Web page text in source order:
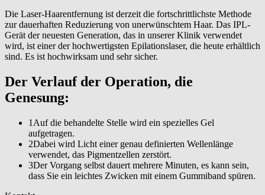
Die Laser-Haarentfernung ist derzeit die fortschrittlichste Methode
zur dauerhaften Reduzierung von unerwünschtem Haar. Das IPL-
Gerät der neuesten Generation, das in unserer Klinik verwendet
wird, ist einer der hochwertigsten Epilationslaser, die heute erhältlich
sind. Es ist hochwirksam und sehr sicher.
Der Verlauf der Operation, die
Genesung:
1 Auf die behandelte Stelle wird ein spezielles Gel
aufgetragen.
2Dabei wird Licht einer genau definierten Wellenlänge
verwendet, das Pigmentzellen zerstört.
3Der Vorgang selbst dauert mehrere Minuten, es kann sein,
dass Sie ein leichtes Zwicken mit einem Gummiband spüren.